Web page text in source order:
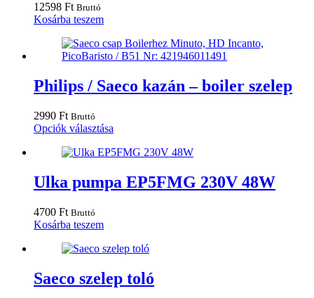
12598 Ft Bruttó
Kosárba teszem
Philips / Saeco kazán – boiler szelep
2990 Ft Bruttó
Opciók választása
terméknek
variációja
van.
termékoldalon
választhatók
Ulka pumpa EP5FMG 230V 48W
4700 Ft Bruttó
Kosárba teszem
Saeco szelep toló